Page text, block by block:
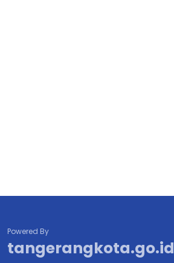
Powered By
tangerangkota.go.id